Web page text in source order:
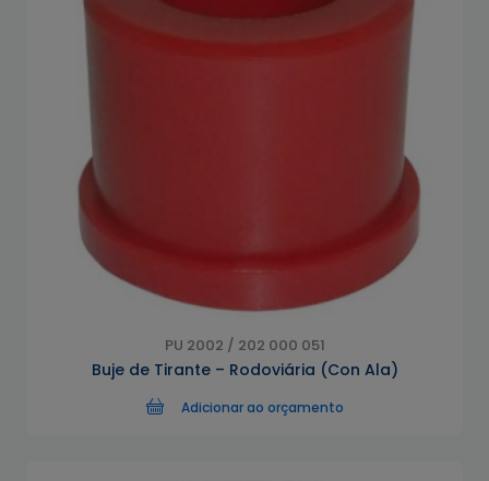
PU 2002 / 202 000 051
Buje de Tirante – Rodoviária (Con Ala)
Adicionar ao orçamento